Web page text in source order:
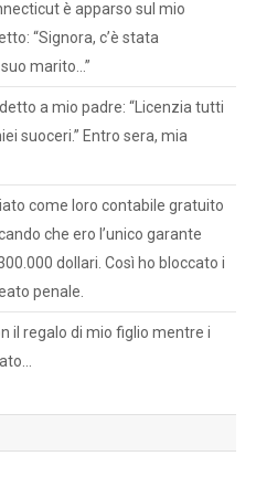
è apparso sul mio
“Signora, c’è stata
marito…”
a mio padre: “Licenzia tutti
suoceri.” Entro sera, mia
come loro contabile gratuito
che ero l’unico garante
dollari. Così ho bloccato i
penale.
il regalo di mio figlio mentre i